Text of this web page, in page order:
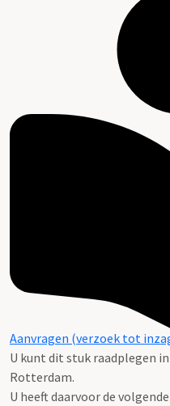
Aanvragen (verzoek tot
U kunt dit stuk raadplegen
Rotterdam.
U heeft daarvoor de